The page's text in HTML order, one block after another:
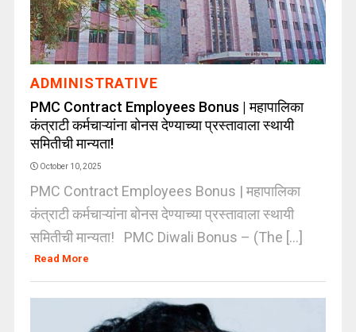
ADMINISTRATIVE
PMC Contract Employees Bonus | महापालिका
कंत्राटी कर्मचाऱ्यांना बोनस देण्याच्या प्रस्तावाला स्थायी
समितीची मान्यता!
October 10, 2025
PMC Contract Employees Bonus | महापालिका
कंत्राटी कर्मचाऱ्यांना बोनस देण्याच्या प्रस्तावाला स्थायी
समितीची मान्यता! PMC Diwali Bonus – (The [...]
Read More